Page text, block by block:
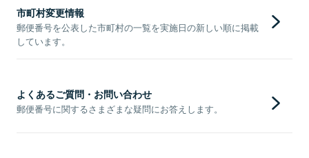
市町村変更情報
郵便番号を公表した市町村の一覧を実施日の新しい順に掲載
しています。
よくあるご質問・お問い合わせ
郵便番号に関するさまざまな疑問にお答えします。